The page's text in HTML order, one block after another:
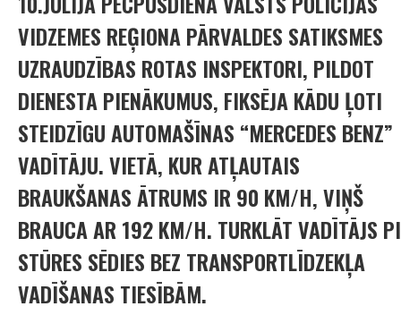
VIDZEMES REĢIONA PĀRVALDES SATIKSMES
UZRAUDZĪBAS ROTAS INSPEKTORI, PILDOT
DIENESTA PIENĀKUMUS, FIKSĒJA KĀDU ĻOTI
STEIDZĪGU AUTOMAŠĪNAS “MERCEDES BENZ”
VADĪTĀJU. VIETĀ, KUR ATĻAUTAIS
BRAUKŠANAS ĀTRUMS IR 90 KM/H, VIŅŠ
BRAUCA AR 192 KM/H. TURKLĀT VADĪTĀJS
STŪRES SĒDIES BEZ TRANSPORTLĪDZEKĻA
VADĪŠANAS TIESĪBĀM.